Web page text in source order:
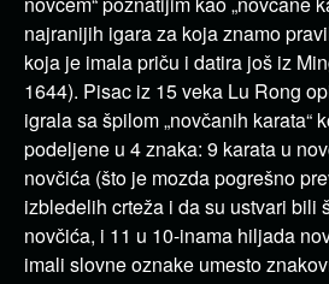
najranijih igara za koja znamo
koja je imala priču i datira još iz
1644). Pisac iz 15 veka Lu Rong
igrala sa špilom „novčanih karata“
podeljene u 4 znaka: 9 karata u
novčića (što je mozda pogrešno
izbledelih crteža i da su ustvari bili
novčića, i 11 u 10-inama hiljada
imali slovne oznake umesto